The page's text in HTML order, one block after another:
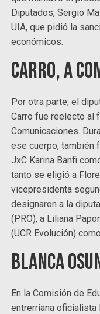
Diputados, Sergio
UIA, que pidió la
económicos.
Carro, a
Por otra parte, el
Carro fue reelecto al
Comunicaciones.
ese cuerpo, también
JxC Karina Banfi
tanto se eligió a
vicepresidenta
designaron a la
(PRO), a Liliana
(UCR Evolución)
Blanca
En la Comisión de
entrerriana oficialista